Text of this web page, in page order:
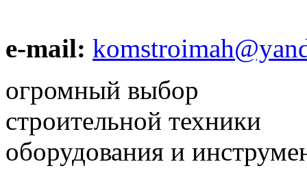
e-mail:
огромный выбор
строительной техники
оборудования и